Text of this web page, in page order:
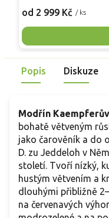
od 2 999 Kč / ks
oranžově hnědé tóny.
opadávají. Na jaře se
kulaté šišky 2–3 cm.
2,0–2,5 m × 1,0–1,5 m,
jako solitéra i pro
zvýrazní kámen,
Popis Diskuze
Modřín
bohatě větveným
jako čarověník a do
D. zu Jeddeloh v
století. Tvoří nízký,
hustým větvením a
dlouhými přibližně
na červenavých